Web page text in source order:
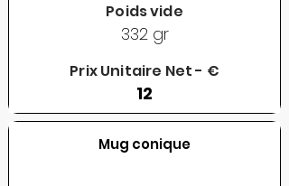
Poids vide
332 gr
Prix Unitaire Net - €
12
Mug conique